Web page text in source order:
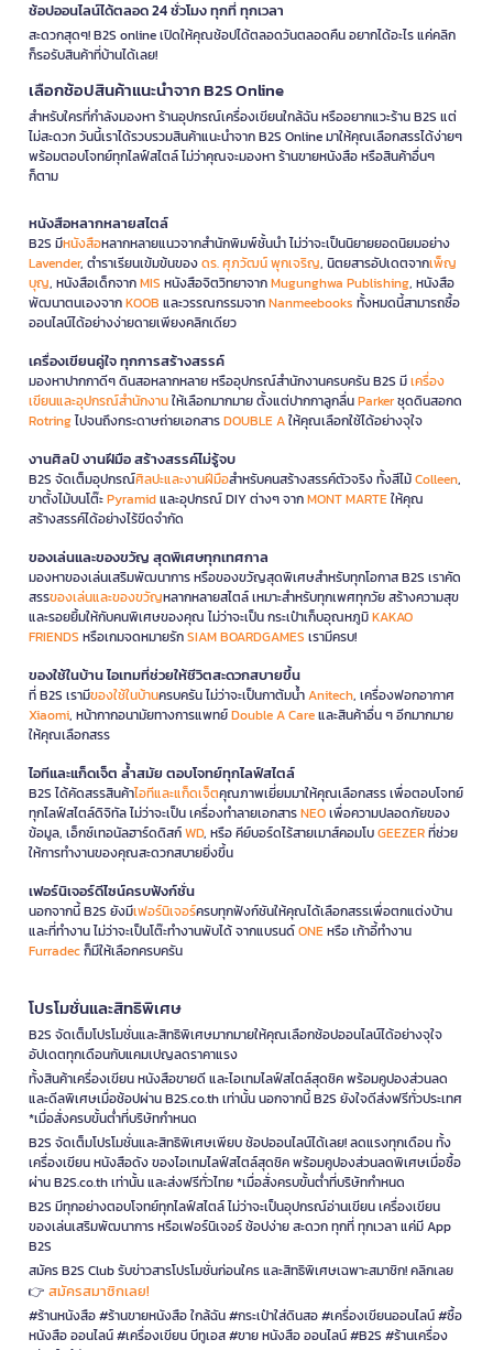
ช้อปออนไลน์ได้ตลอด 24 ชั่วโมง ทุกที่ ทุกเวลา
สะดวกสุดๆ! B2S online เปิดให้คุณช้อปได้ตลอดวันตลอดคืน อยากได้อะไร แค่คลิก
ก็รอรับสินค้าที่บ้านได้เลย!
เลือกช้อปสินค้าแนะนำจาก B2S Online
สำหรับใครที่กำลังมองหา ร้านอุปกรณ์เครื่องเขียนใกล้ฉัน หรืออยากแวะร้าน B2S แต่
ไม่สะดวก วันนี้เราได้รวบรวมสินค้าแนะนำจาก B2S Online มาให้คุณเลือกสรรได้ง่ายๆ
พร้อมตอบโจทย์ทุกไลฟ์สไตล์ ไม่ว่าคุณจะมองหา ร้านขายหนังสือ หรือสินค้าอื่นๆ
ก็ตาม
หนังสือหลากหลายสไตล์
B2S มีหนังสือหลากหลายแนวจากสำนักพิมพ์ชั้นนำ ไม่ว่าจะเป็นนิยายยอดนิยมอย่าง
Lavender, ตำราเรียนเข้มข้นของดร. ศุภวัฒน์ พุกเจริญ, นิตยสารอัปเดตจากเพ็ญ
บุญ, หนังสือเด็กจากMIS หนังสือจิตวิทยาจากMugunghwa Publishing, หนังสือ
พัฒนาตนเองจากKOOB และวรรณกรรมจากNanmeebooks ทั้งหมดนี้สามารถซื้อ
ออนไลน์ได้อย่างง่ายดายเพียงคลิกเดียว
เครื่องเขียนคู่ใจ ทุกการสร้างสรรค์
มองหาปากกาดีๆ ดินสอหลากหลาย หรืออุปกรณ์สำนักงานครบครัน B2S มีเครื่อง
เขียนและอุปกรณ์สำนักงานให้เลือกมากมาย ตั้งแต่ปากกาลูกลื่นParkerชุดดินสอกด
Rotringไปจนถึงกระดาษถ่ายเอกสารDOUBLE Aให้คุณเลือกใช้ได้อย่างจุใจ
งานศิลป์ งานฝีมือ สร้างสรรค์ไม่รู้จบ
B2S จัดเต็มอุปกรณ์ศิลปะและงานฝีมือสำหรับคนสร้างสรรค์ตัวจริง ทั้งสีไม้Colleen,
ขาตั้งไม้บนโต๊ะPyramidและอุปกรณ์ DIY ต่างๆ จากMONT MARTEให้คุณ
สร้างสรรค์ได้อย่างไร้ขีดจำกัด
ของเล่นและของขวัญ สุดพิเศษทุกเทศกาล
มองหาของเล่นเสริมพัฒนาการ หรือของขวัญสุดพิเศษสำหรับทุกโอกาส B2S เราคัด
สรรของเล่นและของขวัญหลากหลายสไตล์ เหมาะสำหรับทุกเพศทุกวัย สร้างความสุข
และรอยยิ้มให้กับคนพิเศษของคุณ ไม่ว่าจะเป็น กระเป๋าเก็บอุณหภูมิKAKAO
FRIENDS หรือเกมจดหมายรักSIAM BOARDGAMES เรามีครบ!
ของใช้ในบ้าน ไอเทมที่ช่วยให้ชีวิตสะดวกสบายขึ้น
ที่ B2S เรามีของใช้ในบ้านครบครัน ไม่ว่าจะเป็นกาต้มน้ำAnitech, เครื่องฟอกอากาศ
Xiaomi, หน้ากากอนามัยทางการแพทย์Double A Careและสินค้าอื่น ๆ อีกมากมาย
ให้คุณเลือกสรร
ไอทีและแก็ดเจ็ต ล้ำสมัย ตอบโจทย์ทุกไลฟ์สไตล์
B2S ได้คัดสรรสินค้าไอทีและแก็ดเจ็ตคุณภาพเยี่ยมมาให้คุณเลือกสรร เพื่อตอบโจทย์
ทุกไลฟ์สไตล์ดิจิทัล ไม่ว่าจะเป็น เครื่องทำลายเอกสารNEOเพื่อความปลอดภัยของ
ข้อมูล, เอ็กซ์เทอนัลฮาร์ดดิสก์WD, หรือ คีย์บอร์ดไร้สายเมาส์คอมโบGEEZERที่ช่วย
ให้การทำงานของคุณสะดวกสบายยิ่งขึ้น
เฟอร์นิเจอร์ดีไซน์ครบฟังก์ชั่น
นอกจากนี้ B2S ยังมีเฟอร์นิเจอร์ครบทุกฟังก์ชันให้คุณได้เลือกสรรเพื่อตกแต่งบ้าน
และที่ทำงาน ไม่ว่าจะเป็นโต๊ะทำงานพับได้ จากแบรนด์ONEหรือ เก้าอี้ทำงาน
Furradecก็มีให้เลือกครบครัน
โปรโมชั่นและสิทธิพิเศษ
B2S จัดเต็มโปรโมชั่นและสิทธิพิเศษมากมายให้คุณเลือกช้อปออนไลน์ได้อย่างจุใจ
อัปเดตทุกเดือนกับแคมเปญลดราคาแรง
ทั้งสินค้าเครื่องเขียน หนังสือขายดี และไอเทมไลฟ์สไตล์สุดชิค พร้อมคูปองส่วนลด
และดีลพิเศษเมื่อช้อปผ่าน B2S.co.th เท่านั้น นอกจากนี้ B2S ยังใจดีส่งฟรีทั่วประเทศ
*เมื่อสั่งครบขั้นต่ำที่บริษัทกำหนด
B2S จัดเต็มโปรโมชั่นและสิทธิพิเศษเพียบ ช้อปออนไลน์ได้เลย! ลดแรงทุกเดือน ทั้ง
เครื่องเขียน หนังสือดัง ของไอเทมไลฟ์สไตล์สุดชิค พร้อมคูปองส่วนลดพิเศษเมื่อซื้อ
ผ่าน B2S.co.th เท่านั้น และส่งฟรีทั่วไทย *เมื่อสั่งครบขั้นต่ำที่บริษัทกำหนด
B2S มีทุกอย่างตอบโจทย์ทุกไลฟ์สไตล์ ไม่ว่าจะเป็นอุปกรณ์อ่านเขียน เครื่องเขียน
ของเล่นเสริมพัฒนาการ หรือเฟอร์นิเจอร์ ช้อปง่าย สะดวก ทุกที่ ทุกเวลา แค่มี App
B2S
สมัคร B2S Club รับข่าวสารโปรโมชั่นก่อนใคร และสิทธิพิเศษเฉพาะสมาชิก! คลิกเลย
👉 สมัครสมาชิกเลย!
#ร้านหนังสือ #ร้านขายหนังสือ ใกล้ฉัน #กระเป๋าใส่ดินสอ #เครื่องเขียนออนไลน์ #ซื้อ
หนังสือ ออนไลน์ #เครื่องเขียน บีทูเอส #ขาย หนังสือ ออนไลน์ #B2S #ร้านเครื่อง